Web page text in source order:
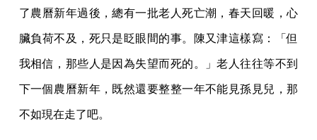
了農曆新年過後，總有一批老人死亡潮，春天回暖，心
臟負荷不及，死只是眨眼間的事。陳又津這樣寫：「但
我相信，那些人是因為失望而死的。」老人往往等不到
下一個農曆新年，既然還要整整一年不能見孫見兒，那
不如現在走了吧。